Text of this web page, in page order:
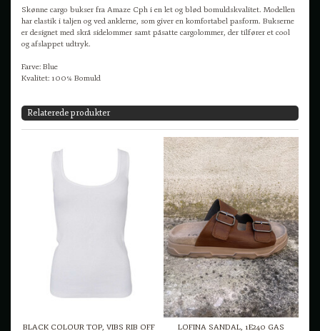
Skønne cargo bukser fra Amaze Cph i en let og blød bomuldskvalitet. Modellen
har elastik i taljen og ved anklerne, som giver en komfortabel pasform. Bukserne
er designet med skrå sidelommer samt påsatte cargolommer, der tilfører et cool
og afslappet udtryk.
Farve: Blue
Kvalitet: 100% Bomuld
Relaterede produkter
BLACK COLOUR TOP, VIBS RIB OFF LOFINA SANDAL, 1E240 GAS